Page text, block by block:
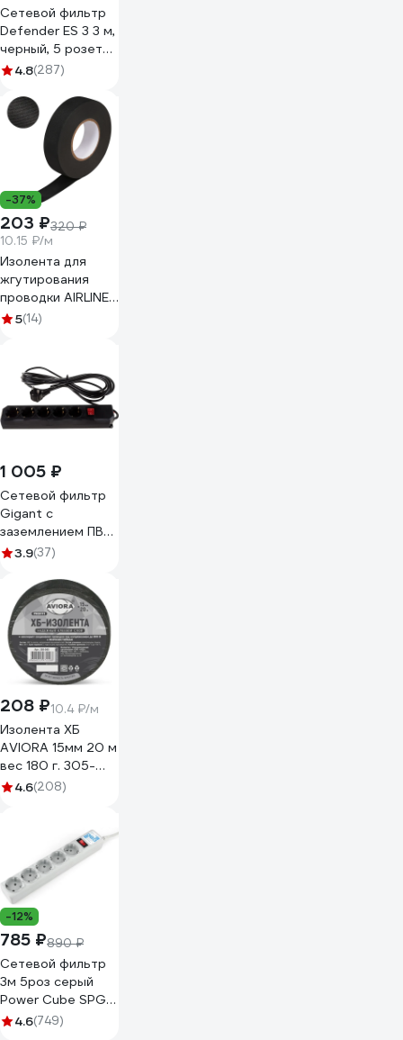
Сетевой фильтр
Defender ES 3 3 м,
черный, 5 розеток
99485
4.8(287)
-37%
203 ₽320 ₽
10.15 ₽/м
Изолента для
жгутирования
проводки AIRLINE
19 мм, 20 м,
полиэстера
ADPT003
5(14)
1 005 ₽
Сетевой фильтр
Gigant с
заземлением ПВС
3x0,75 5 гнезд 5м
3.9(37)
208 ₽10.4 ₽/м
Изолента ХБ
AVIORA 15мм 20 м
вес 180 г. 305-
0654.6(208)
-12%
785 ₽890 ₽
Сетевой фильтр
3м 5роз серый
Power Cube SPG-
B-10
4.6(749)